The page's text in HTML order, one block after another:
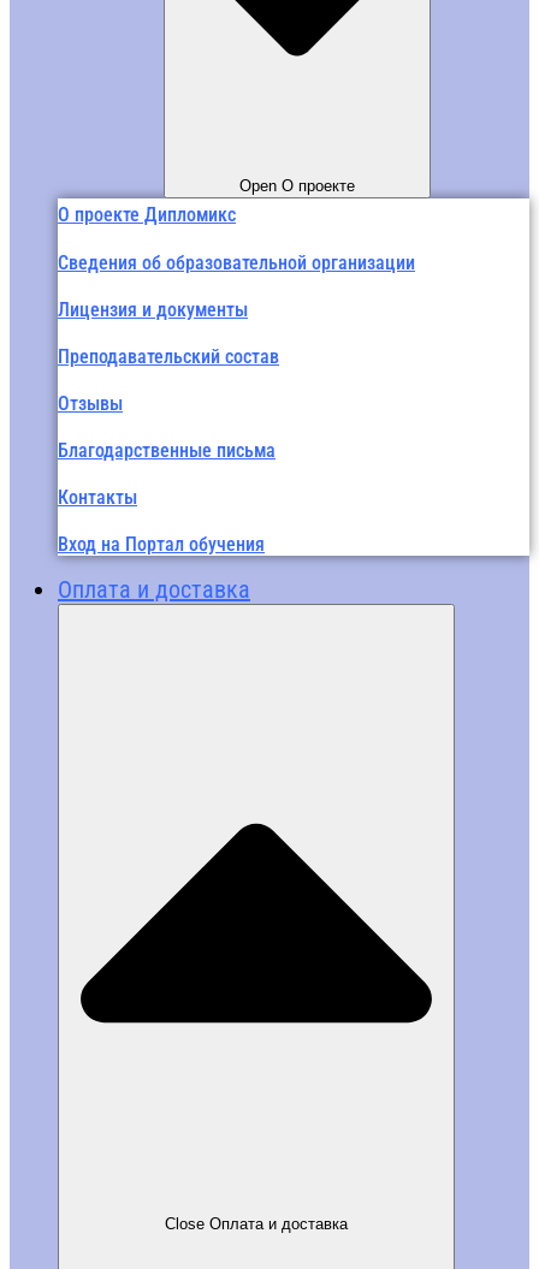
Open О проекте
О проекте Дипломикс
Сведения об образовательной организации
Лицензия и документы
Преподавательский состав
Отзывы
Благодарственные письма
Контакты
Вход на Портал обучения
Оплата и доставка
Close Оплата и доставка